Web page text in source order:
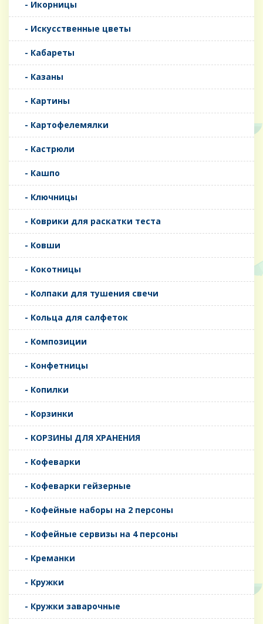
- Икорницы
- Искусственные цветы
- Кабареты
- Казаны
- Картины
- Картофелемялки
- Кастрюли
- Кашпо
- Ключницы
- Коврики для раскатки теста
- Ковши
- Кокотницы
- Колпаки для тушения свечи
- Кольца для салфеток
- Композиции
- Конфетницы
- Копилки
- Корзинки
- КОРЗИНЫ ДЛЯ ХРАНЕНИЯ
- Кофеварки
- Кофеварки гейзерные
- Кофейные наборы на 2 персоны
- Кофейные сервизы на 4 персоны
- Креманки
- Кружки
- Кружки заварочные